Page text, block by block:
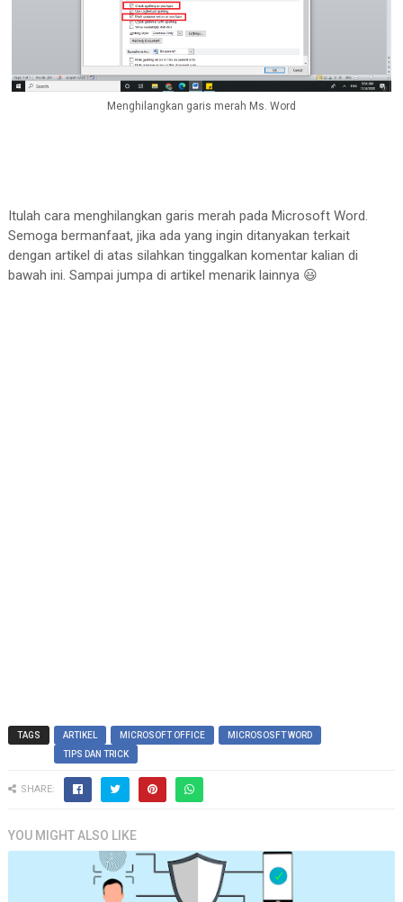
Menghilangkan garis merah Ms. Word
Itulah cara menghilangkan garis merah pada Microsoft Word.
Semoga bermanfaat, jika ada yang ingin ditanyakan terkait
dengan artikel di atas silahkan tinggalkan komentar kalian di
bawah ini. Sampai jumpa di artikel menarik lainnya 😃
TAGS ARTIKEL MICROSOFT OFFICE
MICROSOSFT WORD
TIPS DAN TRICK
SHARE:
YOU MIGHT ALSO LIKE